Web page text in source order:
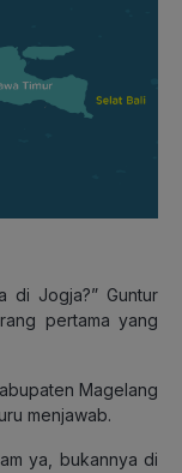
di Jogja?” Guntur
pertama yang
Magelang
menjawab.
ya, bukannya di